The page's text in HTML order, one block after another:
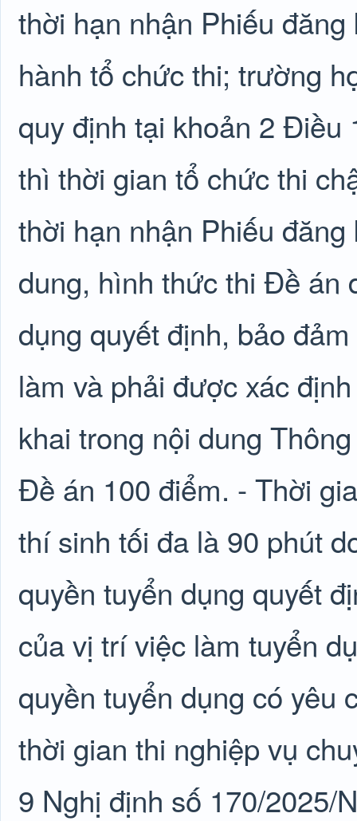
thời hạn nhận Phiếu
hành tổ chức thi; trường
quy định tại khoản 2
thì thời gian tổ chức thi
thời hạn nhận Phiếu
dung, hình thức thi Đề án
dụng quyết định, bảo
làm và phải được xác
khai trong nội dung
Đề án 100 điểm. - Thời
thí sinh tối đa là 90 phút
quyền tuyển dụng quyết
của vị trí việc làm tuyển
quyền tuyển dụng có yêu
thời gian thi nghiệp vụ
9 Nghị định số 170/2025/